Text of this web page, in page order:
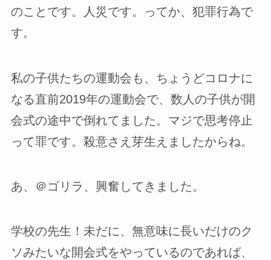
のことです。人災です。ってか、犯罪行為で
す。
私の子供たちの運動会も、ちょうどコロナに
なる直前2019年の運動会で、数人の子供が開
会式の途中で倒れてました。マジで思考停止
って罪です。殺意さえ芽生えましたからね。
あ、＠ゴリラ、興奮してきました。
学校の先生！未だに、無意味に長いだけのク
ソみたいな開会式をやっているのであれば、